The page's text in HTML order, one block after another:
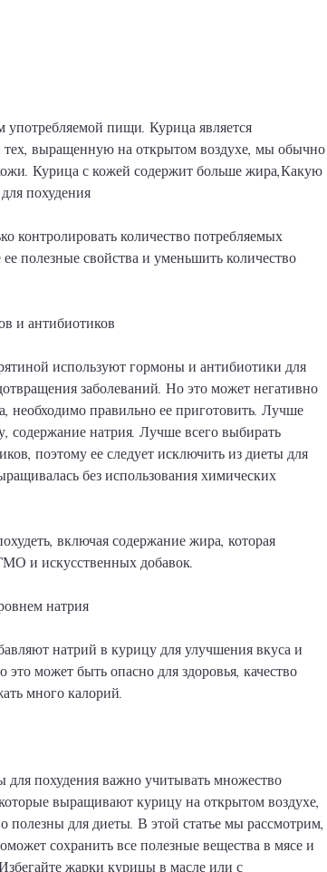
выращенную на открытом воздухе, мы обычно
Курица с кожей содержит больше жира,Какую
похудения
контролировать количество потребляемых
полезные свойства и уменьшить количество
и антибиотиков
используют гормоны и антибиотики для
заболеваний. Но это может негативно
необходимо правильно ее приготовить. Лучше
содержание натрия. Лучше всего выбирать
поэтому ее следует исключить из диеты для
без использования химических
включая содержание жира, которая
и искусственных добавок.
натрия
натрий в курицу для улучшения вкуса и
может быть опасно для здоровья, качество
много калорий.
похудения важно учитывать множество
выращивают курицу на открытом воздухе,
полезны для диеты. В этой статье мы рассмотрим,
сохранить все полезные вещества в мясе и
жарки курицы в масле или с